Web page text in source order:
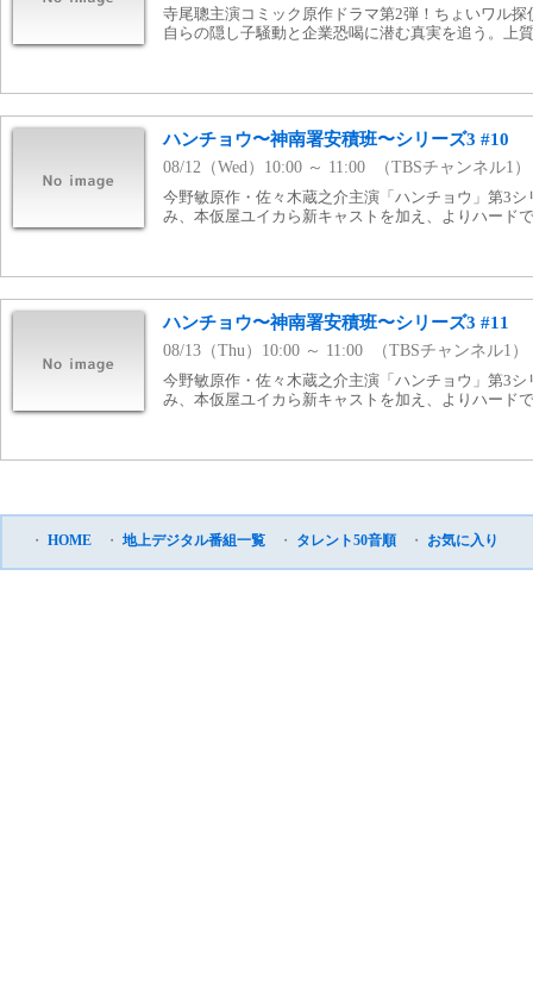
寺尾聰主演コミック原作ドラマ第2弾！ちょいワル
自らの隠し子騒動と企業恐喝に潜む真実を追う。上
ハンチョウ〜神南署安積班〜シリーズ3 #10
08/12（Wed）10:00 ～ 11:00 （TBSチャンネル1）
今野敏原作・佐々木蔵之介主演「ハンチョウ」第3
み、本仮屋ユイカら新キャストを加え、よりハード
ハンチョウ〜神南署安積班〜シリーズ3 #11
08/13（Thu）10:00 ～ 11:00 （TBSチャンネル1）
今野敏原作・佐々木蔵之介主演「ハンチョウ」第3
み、本仮屋ユイカら新キャストを加え、よりハード
・ HOME ・ 地上デジタル番組一覧 ・ タレント50音順 ・ お気に入り